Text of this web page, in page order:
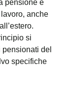
pensione e
anche
si
del
specifiche